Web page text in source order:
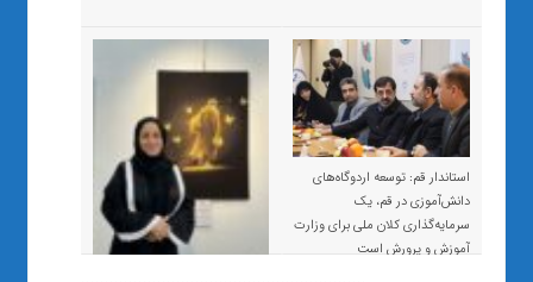
استاندار قم: توسعه اردوگاه‌های
دانش‌آموزی در قم، یک
سرمایه‌گذاری کلان ملی برای وزارت
آموزش و پرورش است